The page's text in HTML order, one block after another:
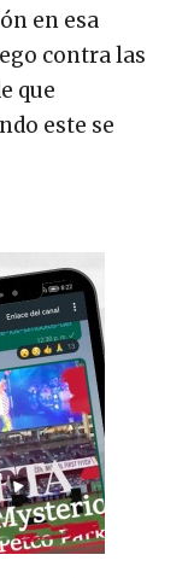
en esa
contra las
que
este se